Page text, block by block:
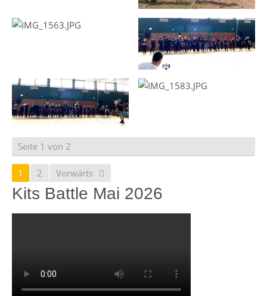
Seite 1 von 2
1 2 Vorwärts
Kits Battle Mai 2026